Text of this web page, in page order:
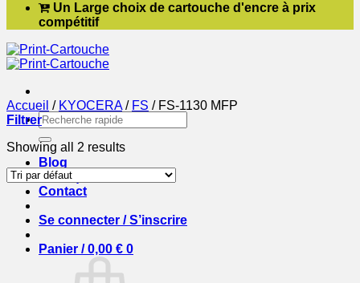
Un Large choix de cartouche d'encre à prix
compétitif
Recherche
pour :
Blog
Boutique
Contact
Se connecter / S’inscrire
Panier /0,00 € 0
Accueil / KYOCERA / FS /FS-1130 MFP
Filtrer
Showing all 2 results